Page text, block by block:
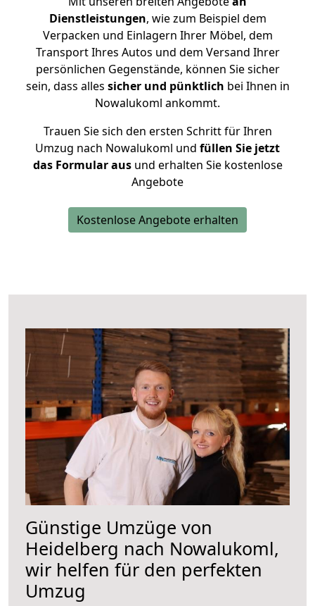
Dienstleistungen, wie zum Beispiel dem
Verpacken und Einlagern Ihrer Möbel, dem
Transport Ihres Autos und dem Versand Ihrer
persönlichen Gegenstände, können Sie sicher
sein, dass alles sicher und pünktlich bei Ihnen in
Nowalukoml ankommt.
Trauen Sie sich den ersten Schritt für Ihren
Umzug nach Nowalukoml und füllen Sie jetzt
das Formular ausund erhalten Sie kostenlose
Angebote
Kostenlose Angebote erhalten
Günstige Umzüge von
Heidelberg nach Nowalukoml,
wir helfen für den perfekten
Umzug